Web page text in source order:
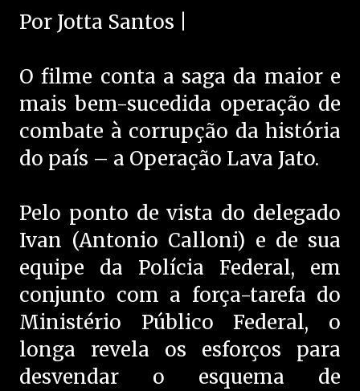
Por Jotta Santos |
O filme conta a saga da maior e
mais bem-sucedida operação de
combate à corrupção da história
do país – a Operação Lava Jato.
Pelo ponto de vista do delegado
Ivan (Antonio Calloni) e de sua
equipe da Polícia Federal, em
conjunto com a força-tarefa do
Ministério Público Federal, o
longa revela os esforços para
desvendar o esquema de